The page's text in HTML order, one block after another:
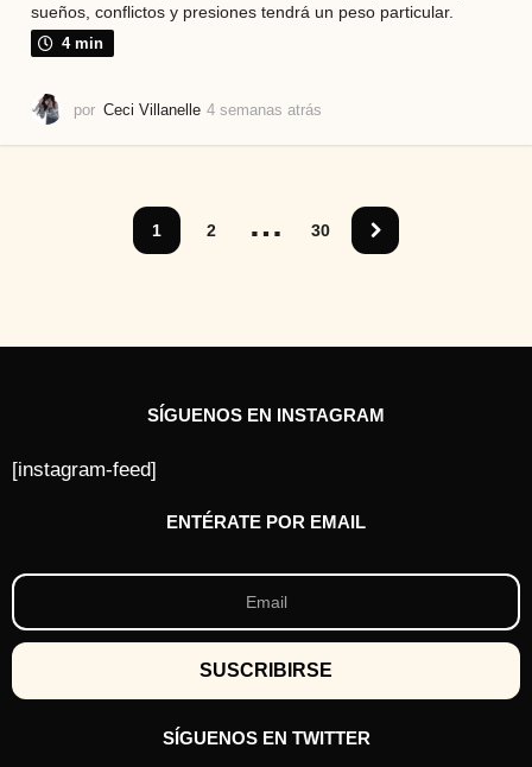
sueños, conflictos y presiones tendrá un peso particular.
4 min
por Ceci Villanelle 4 semanas atrás
n
1 2 … 30
SÍGUENOS EN INSTAGRAM
[instagram-feed]
ENTÉRATE POR EMAIL
SÍGUENOS EN TWITTER